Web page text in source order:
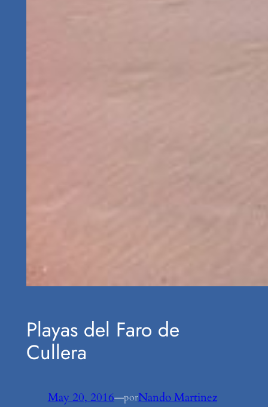
Playas del Faro de
Cullera
May 20, 2016—porNando Martinez